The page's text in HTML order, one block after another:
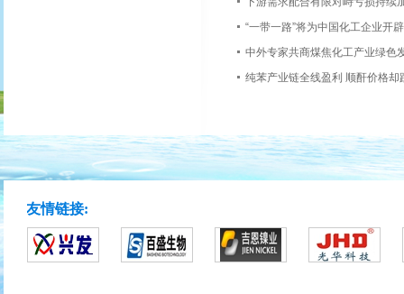
“一带一路”将为中国化工企业开
中外专家共商煤焦化工产业绿色
纯苯产业链全线盈利 顺酐价格却
友情链接: